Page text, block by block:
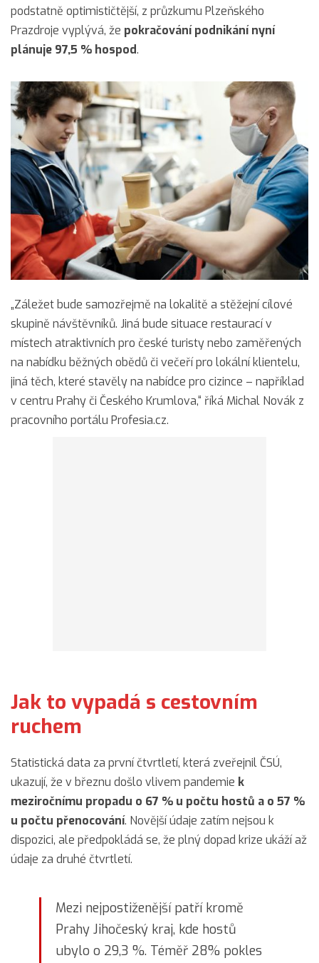
podstatně optimističtější, z průzkumu Plzeňského
Prazdroje vyplývá, že pokračování podnikání nyní
plánuje 97,5 % hospod.
„Záležet bude samozřejmě na lokalitě a stěžejní cílové
skupině návštěvníků. Jiná bude situace restaurací v
místech atraktivních pro české turisty nebo zaměřených
na nabídku běžných obědů či večeří pro lokální klientelu,
jiná těch, které stavěly na nabídce pro cizince – například
v centru Prahy či Českého Krumlova,“ říká Michal Novák z
pracovního portálu Profesia.cz.
Jak to vypadá s cestovním
ruchem
Statistická data za první čtvrtletí, která zveřejnil ČSÚ,
ukazují, že v březnu došlo vlivem pandemie k
meziročnímu propadu o 67 % u počtu hostů a o 57 %
u počtu přenocování. Novější údaje zatím nejsou k
dispozici, ale předpokládá se, že plný dopad krize ukáží až
údaje za druhé čtvrtletí.
Mezi nejpostiženější patří kromě
Prahy Jihočeský kraj, kde hostů
ubylo o 29,3 %. Téměř 28% pokles